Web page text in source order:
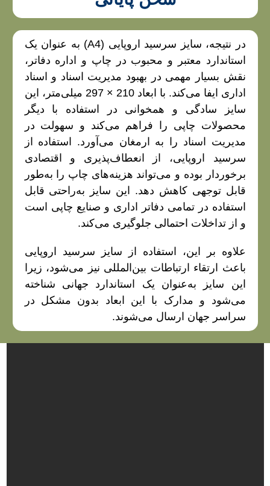
در نتیجه، سایز سرسید اروپایی (A4) به عنوان یک
استاندارد معتبر و محبوب در چاپ و اداره دفاتر،
نقش بسیار مهمی در بهبود مدیریت اسناد و اسناد
اداری ایفا می‌کند. با ابعاد 210 × 297 میلی‌متر، این
سایز سادگی و همخوانی در استفاده با دیگر
محصولات چاپی را فراهم می‌کند و سهولت در
مدیریت اسناد را به ارمغان می‌آورد. استفاده از
سرسید اروپایی، از انعطاف‌پذیری و اقتصادی
برخوردار بوده و می‌تواند هزینه‌های چاپ را به‌طور
قابل توجهی کاهش دهد. این سایز به‌راحتی قابل
استفاده در تمامی دفاتر اداری و صنایع چاپی است
و از تداخلات احتمالی جلوگیری می‌کند.
علاوه بر این، استفاده از سایز سرسید اروپایی
باعث ارتقاء ارتباطات بین‌المللی نیز می‌شود، زیرا
این سایز به‌عنوان یک استاندارد جهانی شناخته
می‌شود و مدارک با این ابعاد بدون مشکل در
سراسر جهان ارسال می‌شوند.